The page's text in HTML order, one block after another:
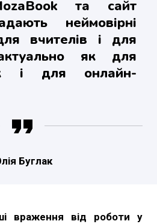
та сайт
неймовірні
вчителів і для
як для
і для онлайн-
Буглак
враження від роботи у